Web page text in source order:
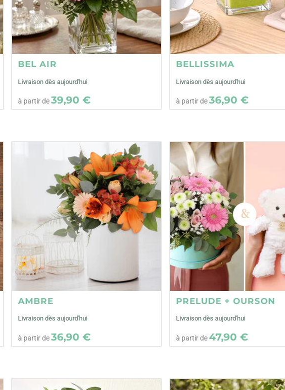
BEL AIR
Livraison dès aujourd'hui
à partir de39,90 €
BELLISSIMA
Livraison dès aujourd'hui
à partir de36,90 €
AMBRE
Livraison dès aujourd'hui
à partir de36,90 €
PRELUDE + OURSON
Livraison dès aujourd'hui
à partir de47,90 €